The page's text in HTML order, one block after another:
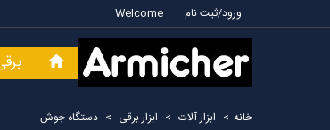
Welcome ورود/ثبت نام
خانه > ابزار آلات > ابزار برقی > دستگاه جوش